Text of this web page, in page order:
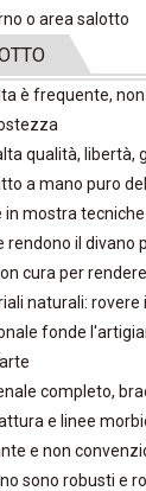
o area salotto
è frequente,
qualità,
a mano puro
mostra
rendono il divano
cura per
naturali:
fonde
completo,
e linee
e non
sono robusti e